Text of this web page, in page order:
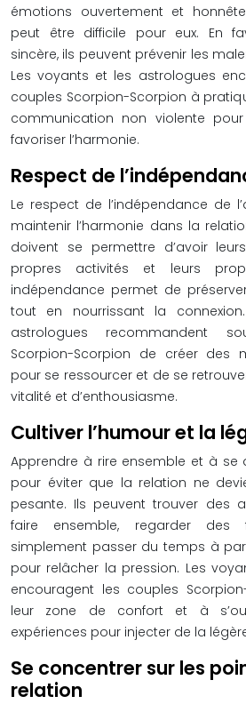
émotions ouvertement et
peut être difficile pour eux. En
sincère, ils peuvent prévenir les
Les voyants et les astrologues
couples Scorpion-Scorpion à
communication non violente
favoriser l’harmonie.
Respect de
Le respect de l’indépendance de
maintenir l’harmonie dans la
doivent se permettre d’avoir
propres activités et leurs
indépendance permet de
tout en nourrissant la
astrologues recommandent
Scorpion-Scorpion de créer des
pour se ressourcer et de se
vitalité et d’enthousiasme.
Cultiver l’humour et la
Apprendre à rire ensemble et à se
pour éviter que la relation ne
pesante. Ils peuvent trouver des
faire ensemble, regarder des
simplement passer du temps à
pour relâcher la pression. Les
encouragent les couples
leur zone de confort et à
expériences pour injecter de la
Se concentrer sur les
relation